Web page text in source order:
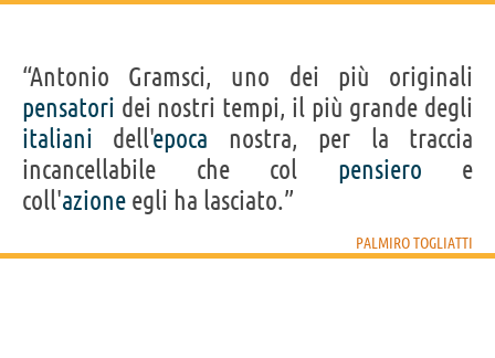
“Antonio Gramsci, uno dei più originali
pensatori dei nostri tempi, il più grande degli
italiani dell'epoca nostra, per la traccia
incancellabile che col pensiero e
coll'azione egli ha lasciato.”
PALMIRO TOGLIATTI